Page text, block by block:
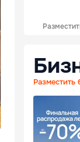
Разместить